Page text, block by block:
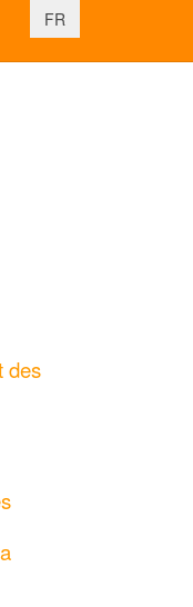
Sélectionnez votre
FR
des